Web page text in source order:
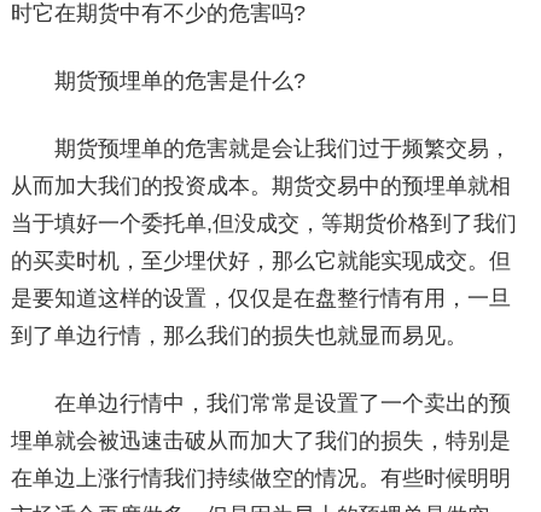
时它在期货中有不少的危害吗?
期货预埋单的危害是什么?
期货预埋单的危害就是会让我们过于频繁交易，
从而加大我们的投资成本。期货交易中的预埋单就相
当于填好一个委托单,但没成交，等期货价格到了我们
的买卖时机，至少埋伏好，那么它就能实现成交。但
是要知道这样的设置，仅仅是在盘整行情有用，一旦
到了单边行情，那么我们的损失也就显而易见。
在单边行情中，我们常常是设置了一个卖出的预
埋单就会被迅速击破从而加大了我们的损失，特别是
在单边上涨行情我们持续做空的情况。有些时候明明